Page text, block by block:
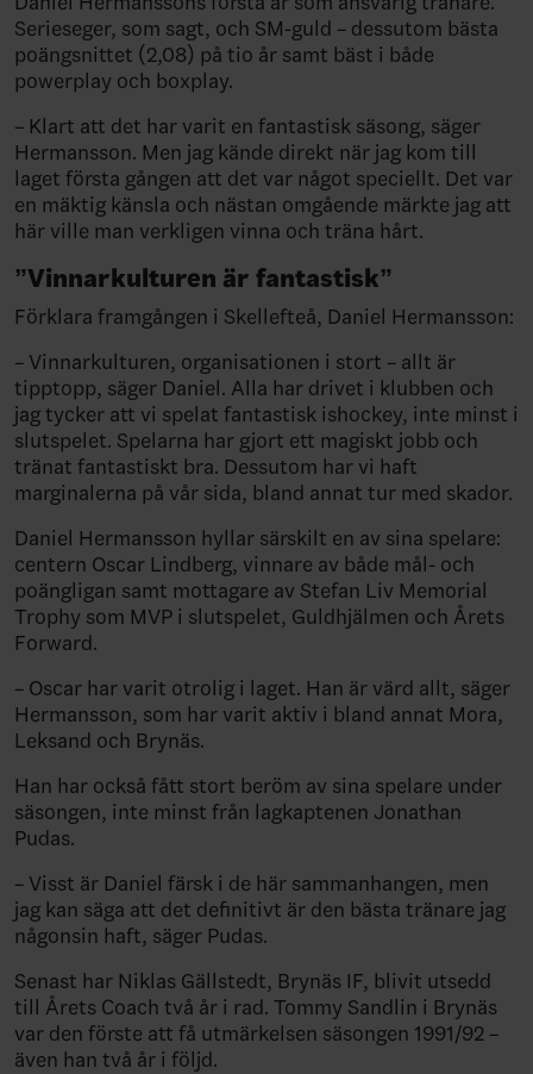
Serieseger, som sagt, och SM-guld – dessutom bästa
poängsnittet (2,08) på tio år samt bäst i både
powerplay och boxplay.
– Klart att det har varit en fantastisk säsong, säger
Hermansson. Men jag kände direkt när jag kom till
laget första gången att det var något speciellt. Det var
en mäktig känsla och nästan omgående märkte jag att
här ville man verkligen vinna och träna hårt.
”Vinnarkulturen är fantastisk”
Förklara framgången i Skellefteå, Daniel Hermansson:
– Vinnarkulturen, organisationen i stort – allt är
tipptopp, säger Daniel. Alla har drivet i klubben och
jag tycker att vi spelat fantastisk ishockey, inte minst i
slutspelet. Spelarna har gjort ett magiskt jobb och
tränat fantastiskt bra. Dessutom har vi haft
marginalerna på vår sida, bland annat tur med skador.
Daniel Hermansson hyllar särskilt en av sina spelare:
centern Oscar Lindberg, vinnare av både mål- och
poängligan samt mottagare av Stefan Liv Memorial
Trophy som MVP i slutspelet, Guldhjälmen och Årets
Forward.
– Oscar har varit otrolig i laget. Han är värd allt, säger
Hermansson, som har varit aktiv i bland annat Mora,
Leksand och Brynäs.
Han har också fått stort beröm av sina spelare under
säsongen, inte minst från lagkaptenen Jonathan
Pudas.
– Visst är Daniel färsk i de här sammanhangen, men
jag kan säga att det definitivt är den bästa tränare jag
någonsin haft, säger Pudas.
Senast har Niklas Gällstedt, Brynäs IF, blivit utsedd
till Årets Coach två år i rad. Tommy Sandlin i Brynäs
var den förste att få utmärkelsen säsongen 1991/92 –
även han två år i följd.